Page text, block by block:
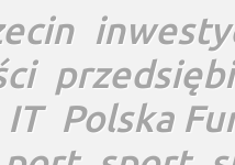
IT Polska